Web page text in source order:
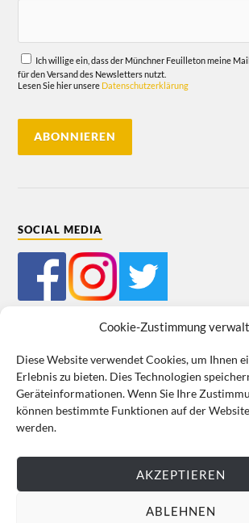
Cookie-Zustimmung
Diese Website verwendet Cookies, um Ihnen
Erlebnis zu bieten. Dies Technologien
Geräteinformationen. Wenn Sie Ihre
können bestimmte Funktionen auf der
werden.
AKZEPTIEREN
ABLEHNEN
Ich willige ein, dass der Münchner Feuilleton meine
für den Versand des Newsletters nutzt.
Lesen Sie hier unsere Datenschutzerklärung
SOCIAL MEDIA
Mein Bestellkonto Kundeninformationen
Cookie-Richtlinie (EU) Impressum
VERTRAG WIDERRUFEN